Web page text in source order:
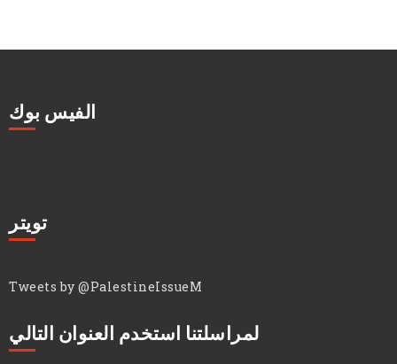
الفيس بوك
تويتر
Tweets by @PalestineIssueM
لمراسلتنا استخدم العنوان التالي